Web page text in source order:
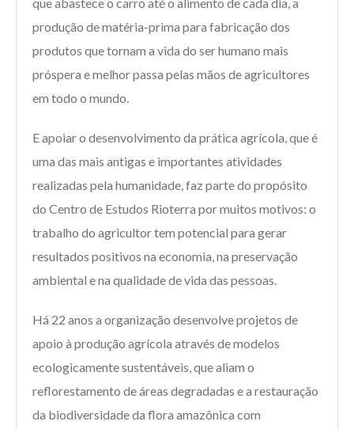
produção de matéria-prima para fabricação dos
produtos que tornam a vida do ser humano mais
próspera e melhor passa pelas mãos de agricultores
em todo o mundo.
E apoiar o desenvolvimento da prática agrícola, que é
uma das mais antigas e importantes atividades
realizadas pela humanidade, faz parte do propósito
do Centro de Estudos Rioterra por muitos motivos: o
trabalho do agricultor tem potencial para gerar
resultados positivos na economia, na preservação
ambiental e na qualidade de vida das pessoas.
Há 22 anos a organização desenvolve projetos de
apoio à produção agrícola através de modelos
ecologicamente sustentáveis, que aliam o
reflorestamento de áreas degradadas e a restauração
da biodiversidade da flora amazônica com